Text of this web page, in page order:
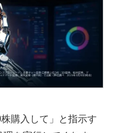
購入して」と指示す